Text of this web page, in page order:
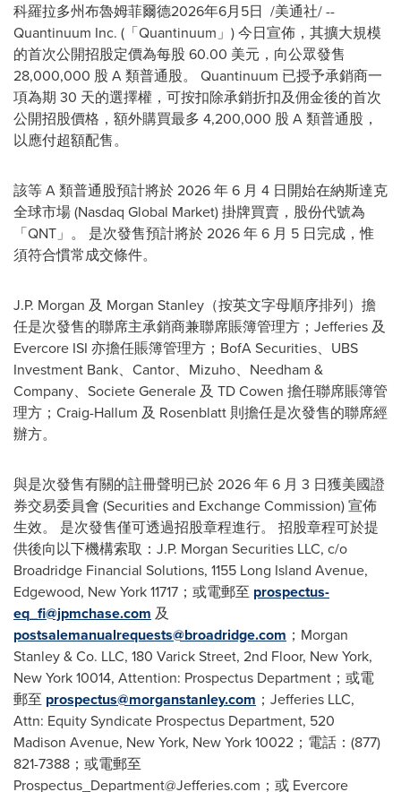
科羅拉多州布魯姆菲爾德2026年6月5日 /美通社/ --
Quantinuum Inc. (「Quantinuum」) 今日宣佈 ，其擴大規模
的首次公開招股定價為每股 60.00 美元，向公眾發售
28,000,000 股 A 類普通股。 Quantinuum 已授予承銷商一
項為期 30 天的選擇權，可按扣除承銷折扣及佣金後的首次
公開招股價格，額外購買最多 4,200,000 股 A 類普通股，
以應付超額配售。
該等 A 類普通股預計將於 2026 年 6 月 4 日開始在納斯達克
全球市場 (Nasdaq Global Market) 掛牌買賣，股份代號為
「QNT」。 是次發售預計將於 2026 年 6 月 5 日完成，惟
須符合慣常成交條件。
J.P. Morgan 及 Morgan Stanley（按英文字母順序排列）擔
任是次發售的聯席主承銷商兼聯席賬簿管理方；Jefferies 及
Evercore ISI 亦擔任賬簿管理方；BofA Securities、UBS
Investment Bank、Cantor、Mizuho、Needham &
Company、Societe Generale 及 TD Cowen 擔任聯席賬簿管
理方；Craig-Hallum 及 Rosenblatt 則擔任是次發售的聯席經
辦方。
與是次發售有關的註冊聲明已於 2026 年 6 月 3 日獲美國證
券交易委員會 (Securities and Exchange Commission) 宣佈
生效。 是次發售僅可透過招股章程進行。 招股章程可於提
供後向以下機構索取：J.P. Morgan Securities LLC, c/o
Broadridge Financial Solutions, 1155 Long Island Avenue,
Edgewood, New York 11717；或電郵至 prospectus-
eq_fi@jpmchase.com 及
postsalemanualrequests@broadridge.com ；Morgan
Stanley & Co. LLC, 180 Varick Street, 2nd Floor, New York,
New York 10014, Attention: Prospectus Department；或電
郵至 prospectus@morganstanley.com ；Jefferies LLC,
Attn: Equity Syndicate Prospectus Department, 520
Madison Avenue, New York, New York 10022；電話：(877)
821-7388；或電郵至
Prospectus_Department@Jefferies.com ；或 Evercore